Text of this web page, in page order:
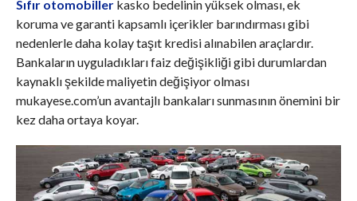
Sıfır otomobiller kasko bedelinin yüksek olması, ek
koruma ve garanti kapsamlı içerikler barındırması gibi
nedenlerle daha kolay taşıt kredisi alınabilen araçlardır.
Bankaların uyguladıkları faiz değişikliği gibi durumlardan
kaynaklı şekilde maliyetin değişiyor olması
mukayese.com’un avantajlı bankaları sunmasının önemini bir
kez daha ortaya koyar.